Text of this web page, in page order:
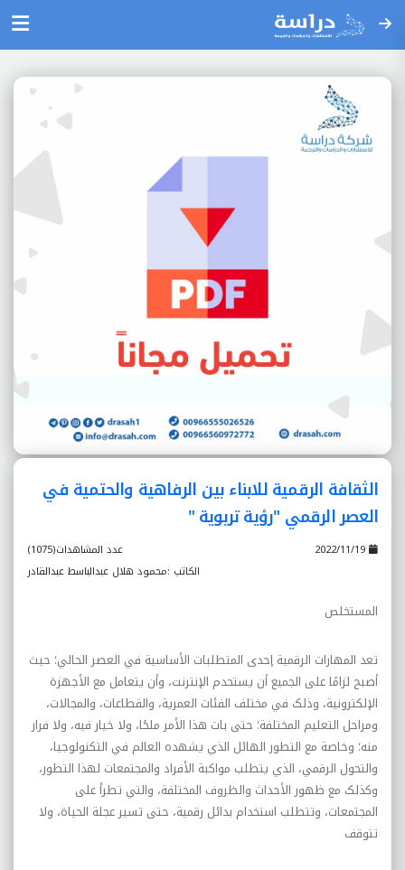
الثقافة الرقمية للابناء بين الرفاهية والحتمية في
العصر الرقمي "رؤية تربوية "
عدد المشاهدات(1075)
الكاتب :محمود هلال عبدالباسط عبدالقادر
المستخلص
تعد المهارات الرقمية إحدى المتطلبات الأساسية في العصر الحالي؛ حيث
أصبح لزامًا على الجميع أن يستحدم الإنترنت، وأن يتعامل مع الأجهزة
الإلکترونية، وذلک في مختلف الفئات العمرية، والقطاعات، والمجالات،
ومراحل التعليم المختلفة؛ حتى بات هذا الأمر ملحًا، ولا خيار فيه، ولا فرار
منه؛ وخاصة مع التطور الهائل الذي يشهده العالم في التکنولوجيا،
والتحول الرقمي، الذي يتطلب مواکبة الأفراد والمجتمعات لهذا التطور،
وکذلک مع ظهور الأحداث والظروف المختلفة، والتي تطرأ على
المجتمعات، وتتطلب استخدام بدائل رقمية، حتى تسير عجلة الحياة، ولا
تتوقف